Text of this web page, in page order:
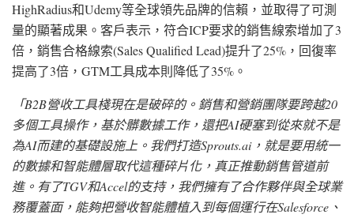
HighRadius和Udemy等全球領先品牌的信賴，並取得了可測
量的顯著成果。客戶表示，符合ICP要求的銷售線索增加了3
倍，銷售合格線索(Sales Qualified Lead)提升了25%，回復率
提高了3倍，GTM工具成本則降低了35%。
「B2B營收工具棧現在是破碎的。銷售和營銷團隊要跨越20
多個工具操作，基於髒數據工作，還把AI硬塞到從來就不是
為AI而建的基礎設施上。我們打造Sprouts.ai，就是要用統一
的數據和智能體層取代這種碎片化，真正推動銷售管道前
進。有了TGV和Accel的支持，我們擁有了合作夥伴與全球業
務覆蓋面，能夠把營收智能體植入到每個運行在Salesforce、